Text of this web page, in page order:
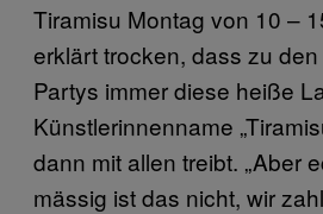
Tiramisu Montag von 10 –
erklärt trocken, dass zu
Partys immer diese heiße
Künstlerinnenname
dann mit allen treibt. „Aber
mässig ist das nicht, wir